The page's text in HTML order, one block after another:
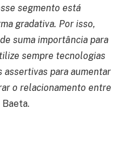
segmento está
gradativa. Por isso,
suma importância para
sempre tecnologias
para aumentar
o relacionamento entre
Baeta.